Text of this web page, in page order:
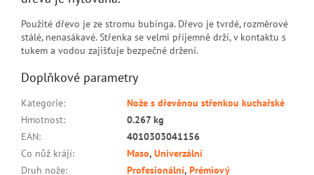
Použité dřevo je ze stromu bubinga. Dřevo je tvrdé, rozměrové
stálé, nenasákavé. Střenka se velmi příjemně drží, v kontaktu s
tukem a vodou zajišťuje bezpečné držení.
Doplňkové parametry
Kategorie:
Nože s dřevěnou střenkou kuchařské
Hmotnost:
0.267 kg
EAN:
4010303041156
Co nůž krájí: Maso, Univerzální
Druh nože: Profesionální, Prémiový